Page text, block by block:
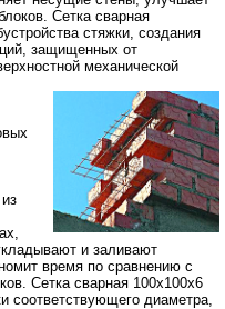
Сетка сварная
стяжки, создания
защищенных от
механической
и заливают
время по сравнению с
Сетка сварная 100х100х6
соответствующего диаметра,